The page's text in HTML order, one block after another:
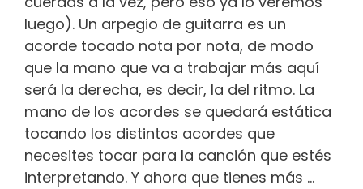
luego). Un arpegio de guitarra es un
acorde tocado nota por nota, de modo
que la mano que va a trabajar más aquí
será la derecha, es decir, la del ritmo. La
mano de los acordes se quedará estática
tocando los distintos acordes que
necesites tocar para la canción que estés
interpretando. Y ahora que tienes más …